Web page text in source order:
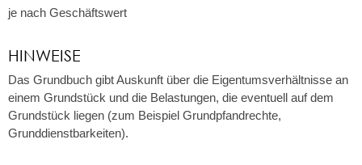
je nach Geschäftswert
HINWEISE
Das Grundbuch gibt Auskunft über die Eigentumsverhältnisse an
einem Grundstück und die Belastungen, die eventuell auf dem
Grundstück liegen (zum Beispiel Grundpfandrechte,
Grunddienstbarkeiten).